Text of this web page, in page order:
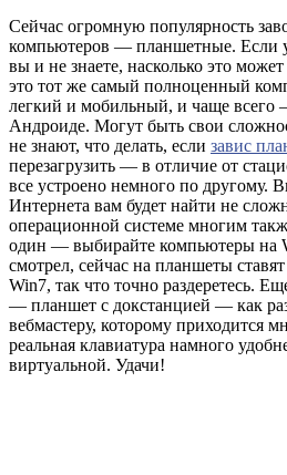
Сейчас огромную популярность
компьютеров — планшетные. Если у
вы и не знаете, насколько это
это тот же самый полноценный
легкий и мобильный, и чаще
Андроиде. Могут быть свои
не знают, что делать, если завис
перезагрузить — в отличие от
все устроено немного по другому.
Интернета вам будет найти не
операционной системе многим
один — выбирайте компьютеры на
смотрел, сейчас на планшеты
Win7, так что точно раздеретесь.
— планшет с докстанцией — как
вебмастеру, которому приходится
реальная клавиатура намного
виртуальной. Удачи!